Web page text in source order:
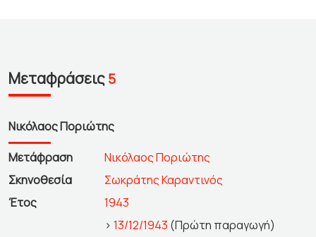
Μεταφράσεις5
Νικόλαος Ποριώτης
Μετάφραση
Νικόλαος Ποριώτης
Σκηνοθεσία
Σωκράτης Καραντινός
Έτος
1943
> 13/12/1943 (Πρώτη παραγωγή)